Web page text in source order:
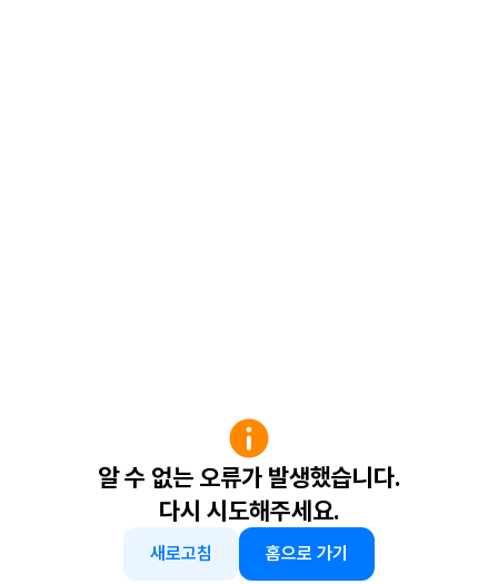
알 수 없는 오류가 발생했습니다.
다시 시도해주세요.
새로고침 홈으로 가기